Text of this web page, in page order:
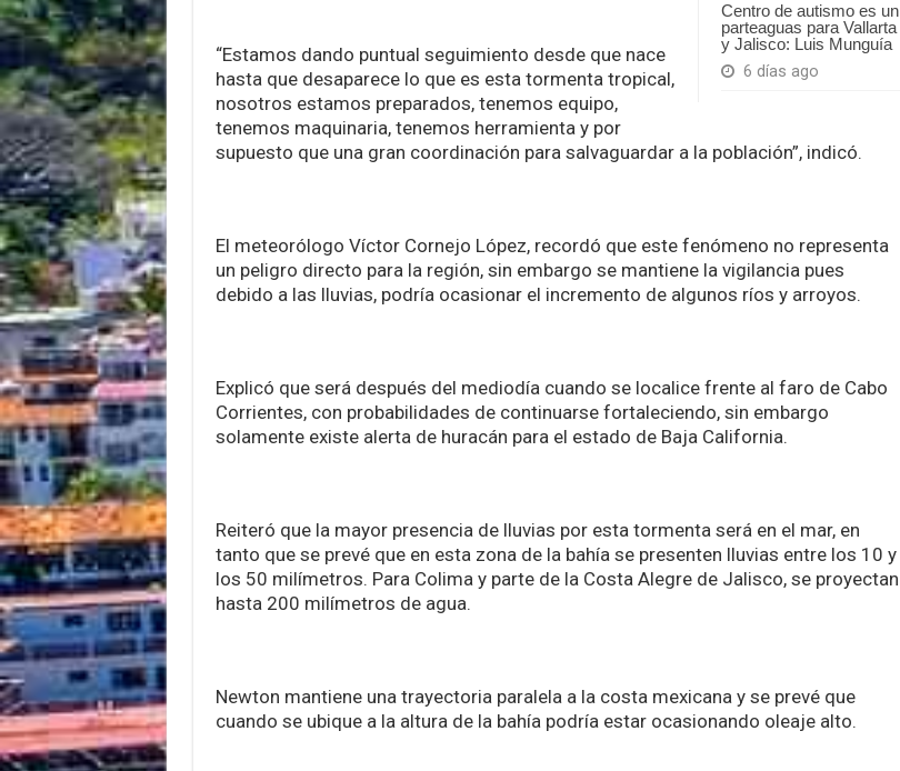
Centro de autismo es un
parteaguas para Vallarta
y Jalisco: Luis Munguía
6 días ago
“Estamos dando puntual seguimiento desde que nace
hasta que desaparece lo que es esta tormenta tropical,
nosotros estamos preparados, tenemos equipo,
tenemos maquinaria, tenemos herramienta y por
supuesto que una gran coordinación para salvaguardar a la población”, indicó.
El meteorólogo Víctor Cornejo López, recordó que este fenómeno no representa
un peligro directo para la región, sin embargo se mantiene la vigilancia pues
debido a las lluvias, podría ocasionar el incremento de algunos ríos y arroyos.
Explicó que será después del mediodía cuando se localice frente al faro de Cabo
Corrientes, con probabilidades de continuarse fortaleciendo, sin embargo
solamente existe alerta de huracán para el estado de Baja California.
Reiteró que la mayor presencia de lluvias por esta tormenta será en el mar, en
tanto que se prevé que en esta zona de la bahía se presenten lluvias entre los 10 y
los 50 milímetros. Para Colima y parte de la Costa Alegre de Jalisco, se proyectan
hasta 200 milímetros de agua.
Newton mantiene una trayectoria paralela a la costa mexicana y se prevé que
cuando se ubique a la altura de la bahía podría estar ocasionando oleaje alto.